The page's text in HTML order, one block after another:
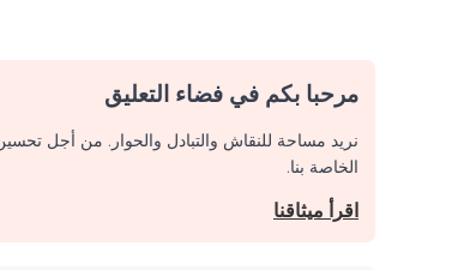
مرحبا بكم في فضاء التعليق
نريد مساحة للنقاش والتبادل والحوار. من أجل
الخاصة بنا.
اقرأ ميثاقنا